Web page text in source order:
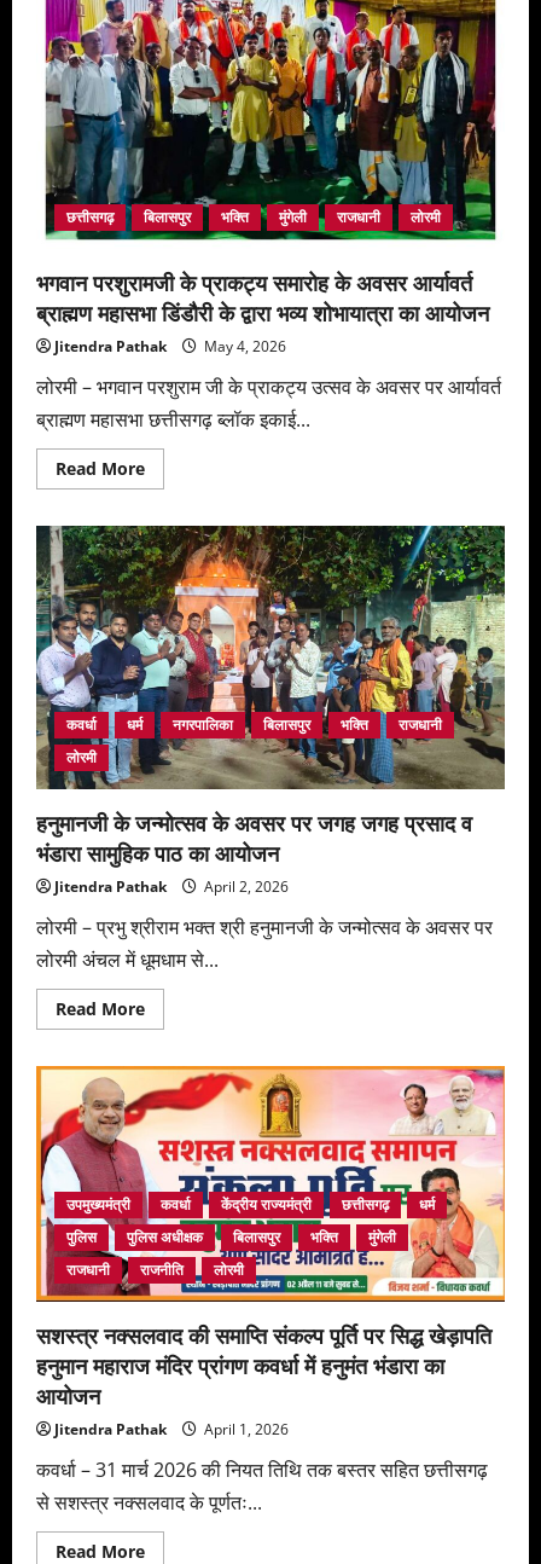
छत्तीसगढ़ बिलासपुर भक्ति मुंगेली राजधानी लोरमी
भगवान परशुरामजी के प्राकट्य समारोह के अवसर आर्यावर्त
ब्राह्मण महासभा डिंडौरी के द्वारा भव्य शोभायात्रा का आयोजन
Jitendra Pathak May 4, 2026
लोरमी – भगवान परशुराम जी के प्राकट्य उत्सव के अवसर पर आर्यावर्त
ब्राह्मण महासभा छत्तीसगढ़ ब्लॉक इकाई...
Read MoreRead
more
परशुरामजी
के
प्राकट्य
समारोह
के
अवसर
आर्यावर्त
ब्राह्मण
महासभा
डिंडौरी
के
द्वारा
भव्य
शोभायात्रा
का
आयोजन
कवर्धा धर्म नगरपालिका बिलासपुर भक्ति
राजधानी
लोरमी
हनुमानजी के जन्मोत्सव के अवसर पर जगह जगह प्रसाद व
भंडारा सामुहिक पाठ का आयोजन
Jitendra Pathak April 2, 2026
लोरमी – प्रभु श्रीराम भक्त श्री हनुमानजी के जन्मोत्सव के अवसर पर
लोरमी अंचल में धूमधाम से...
Read MoreRead
more
के
जन्मोत्सव
के
अवसर
पर
जगह
जगह
प्रसाद
व
भंडारा
सामुहिक
पाठ
का
आयोजन
उपमुख्यमंत्री कवर्धा केंद्रीय राज्यमंत्री छत्तीसगढ़
धर्म
पुलिस
पुलिस अधीक्षक बिलासपुर भक्ति
मुंगेली
राजधानी
राजनीति लोरमी
सशस्त्र नक्सलवाद की समाप्ति संकल्प पूर्ति पर सिद्ध खेड़ापति
हनुमान महाराज मंदिर प्रांगण कवर्धा में हनुमंत भंडारा का
आयोजन
Jitendra Pathak April 1, 2026
कवर्धा – 31 मार्च 2026 की नियत तिथि तक बस्तर सहित छत्तीसगढ़
से सशस्त्र नक्सलवाद के पूर्णतः...
Read MoreRead